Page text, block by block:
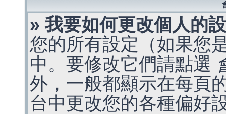
» 我要如何更改個人的
您的所有設定（如果您
中。要修改它們請點選
外，一般都顯示在每頁
台中更改您的各種偏好